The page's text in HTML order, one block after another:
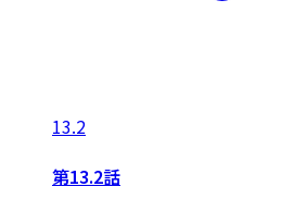
13.2
第13.2話